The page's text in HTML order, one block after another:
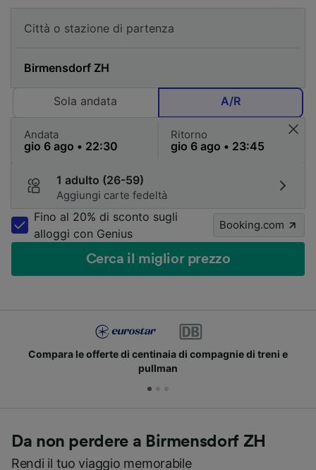
Sola andata A/R
Andata Ritorno
1 adulto (26-59)
Aggiungi carte fedeltà
Fino al 20% di sconto sugli
alloggi con Genius
Booking.com
Cerca il miglior prezzo
Compara le offerte di centinaia di compagnie di treni e
pullman
Da non perdere a Birmensdorf ZH
Rendi il tuo viaggio memorabile